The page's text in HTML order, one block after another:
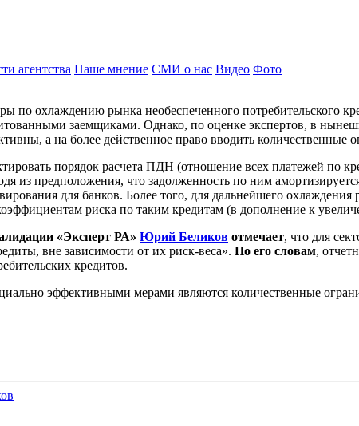
агентства Наше мнение СМИ о нас Видео Фото
по охлаждению рынка необеспеченного потребительского
заемщиками. Однако, по оценке экспертов, в
а на более действенное право вводить количественные
порядок расчета ПДН (отношение всех платежей по
из предположения, что задолженность по ним
для банков. Более того, для дальнейшего
риска по таким кредитам (в дополнение к
«Эксперт РА» Юрий Беликов отмечает, что для
вне зависимости от их риск-веса». По его словам,
кредитов.
эффективными мерами являются количественные